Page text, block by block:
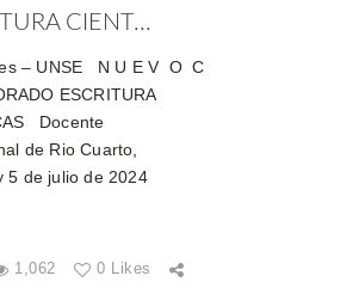
CIENT...
– UNSE N U E V O C
ESCRITURA
Docente
de Rio Cuarto,
5 de julio de 2024
1,062 0 Likes